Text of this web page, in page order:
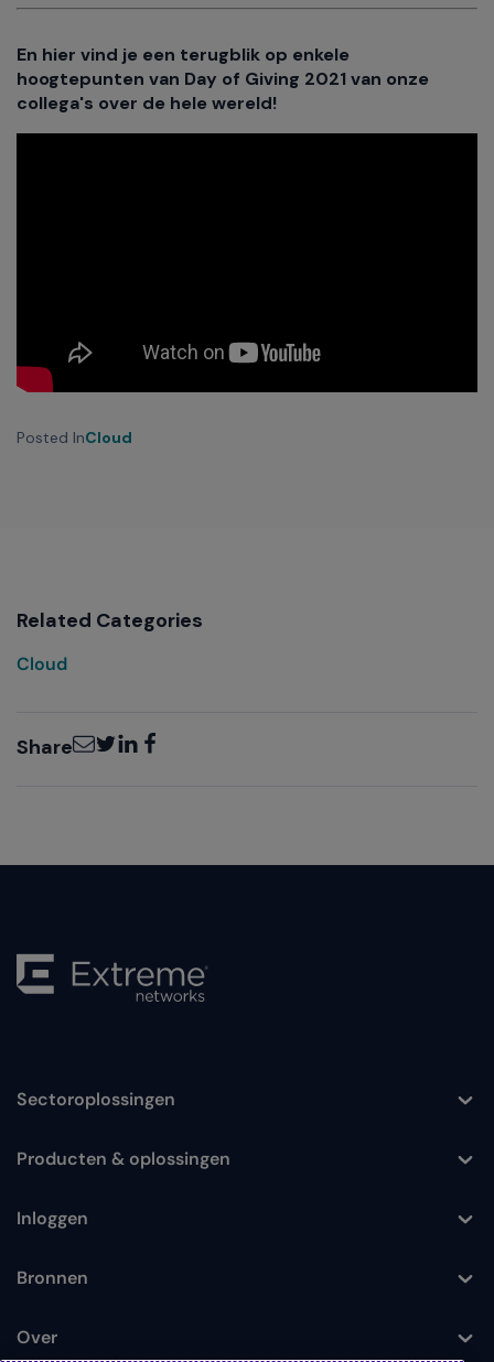
En hier vind je een terugblik op enkele
hoogtepunten van Day of Giving 2021 van onze
collega's over de hele wereld!
Posted InCloud
Related Categories
Cloud
ShareEmailTwitter
LinkedInFacebook
Toggle
Sectoroplossingen
Toggle
Producten & oplossingen
Toggle
Inloggen
Toggle
Bronnen
Toggle
Over